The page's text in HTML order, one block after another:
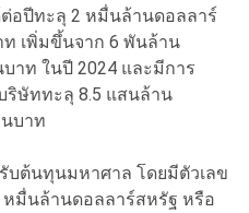
อปีทะลุ 2 หมื่นล้านดอลลาร์
ท เพิ่มขึ้นจาก 6 พันล้าน
าท ในปี 2024 และมีการ
ษัททะลุ 8.5 แสนล้าน
บาท
บต้นทุนมหาศาล โดยมีตัวเลข
มื่นล้านดอลลาร์สหรัฐ หรือ